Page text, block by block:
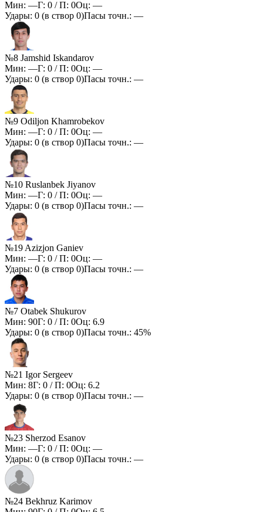
Мин: —Г: 0 / П: 0Оц: —
Удары: 0 (в створ 0)Пасы точн.: —
№8 Jamshid Iskandarov
Мин: —Г: 0 / П: 0Оц: —
Удары: 0 (в створ 0)Пасы точн.: —
№9 Odiljon Khamrobekov
Мин: —Г: 0 / П: 0Оц: —
Удары: 0 (в створ 0)Пасы точн.: —
№10 Ruslanbek Jiyanov
Мин: —Г: 0 / П: 0Оц: —
Удары: 0 (в створ 0)Пасы точн.: —
№19 Azizjon Ganiev
Мин: —Г: 0 / П: 0Оц: —
Удары: 0 (в створ 0)Пасы точн.: —
№7 Otabek Shukurov
Мин: 90Г: 0 / П: 0Оц: 6.9
Удары: 0 (в створ 0)Пасы точн.: 45%
№21 Igor Sergeev
Мин: 8Г: 0 / П: 0Оц: 6.2
Удары: 0 (в створ 0)Пасы точн.: —
№23 Sherzod Esanov
Мин: —Г: 0 / П: 0Оц: —
Удары: 0 (в створ 0)Пасы точн.: —
№24 Bekhruz Karimov